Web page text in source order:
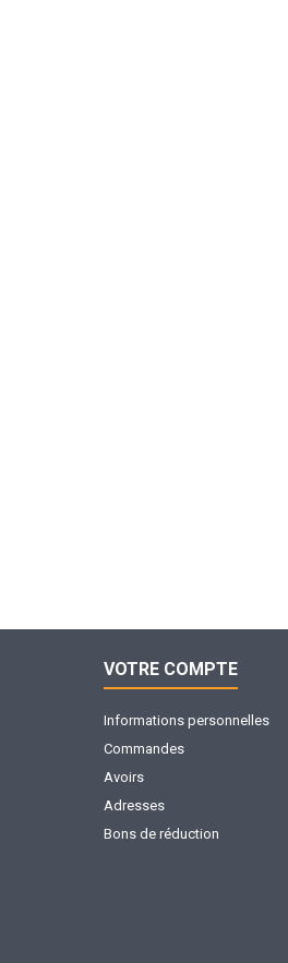
VOTRE COMPTE
Informations personnelles
Commandes
Avoirs
Adresses
Bons de réduction